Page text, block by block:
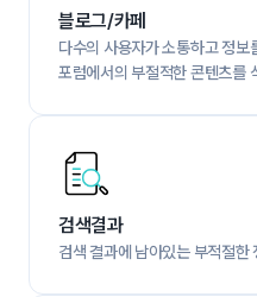
블로그/카페
다수의 사용자가 소통하고 정보
포럼에서의 부절적한 콘텐츠를
검색결과
검색 결과에 남아있는 부적절한